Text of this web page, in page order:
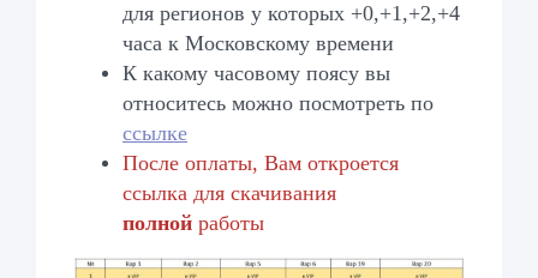
для регионов у которых +0,+1,+2,+4
часа к Московскому времени
К какому часовому поясу вы
относитесь можно посмотреть по
ссылке
После оплаты, Вам откроется
ссылка для скачивания
полной работы